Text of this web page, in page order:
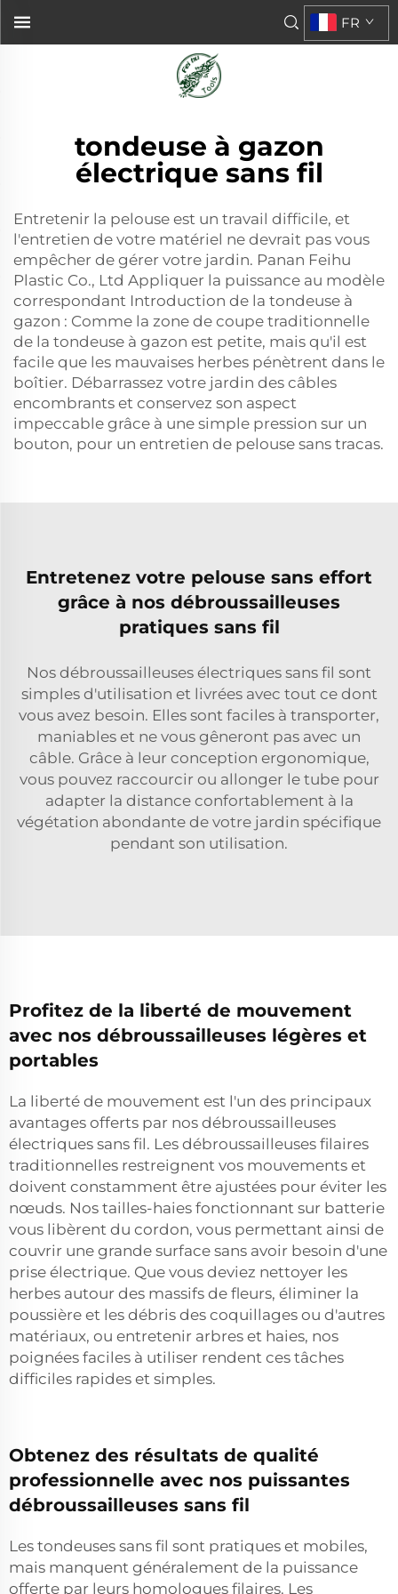
FR
tondeuse à gazon
électrique sans fil
Entretenir la pelouse est un travail difficile, et
l'entretien de votre matériel ne devrait pas vous
empêcher de gérer votre jardin. Panan Feihu
Plastic Co., Ltd Appliquer la puissance au modèle
correspondant Introduction de la tondeuse à
gazon : Comme la zone de coupe traditionnelle
de la tondeuse à gazon est petite, mais qu'il est
facile que les mauvaises herbes pénètrent dans le
boîtier. Débarrassez votre jardin des câbles
encombrants et conservez son aspect
impeccable grâce à une simple pression sur un
bouton, pour un entretien de pelouse sans tracas.
Entretenez votre pelouse sans effort
grâce à nos débroussailleuses
pratiques sans fil
Nos débroussailleuses électriques sans fil sont
simples d'utilisation et livrées avec tout ce dont
vous avez besoin. Elles sont faciles à transporter,
maniables et ne vous gêneront pas avec un
câble. Grâce à leur conception ergonomique,
vous pouvez raccourcir ou allonger le tube pour
adapter la distance confortablement à la
végétation abondante de votre jardin spécifique
pendant son utilisation.
Profitez de la liberté de mouvement
avec nos débroussailleuses légères et
portables
La liberté de mouvement est l'un des principaux
avantages offerts par nos débroussailleuses
électriques sans fil. Les débroussailleuses filaires
traditionnelles restreignent vos mouvements et
doivent constamment être ajustées pour éviter les
nœuds. Nos tailles-haies fonctionnant sur batterie
vous libèrent du cordon, vous permettant ainsi de
couvrir une grande surface sans avoir besoin d'une
prise électrique. Que vous deviez nettoyer les
herbes autour des massifs de fleurs, éliminer la
poussière et les débris des coquillages ou d'autres
matériaux, ou entretenir arbres et haies, nos
poignées faciles à utiliser rendent ces tâches
difficiles rapides et simples.
Obtenez des résultats de qualité
professionnelle avec nos puissantes
débroussailleuses sans fil
Les tondeuses sans fil sont pratiques et mobiles,
mais manquent généralement de la puissance
offerte par leurs homologues filaires. Les